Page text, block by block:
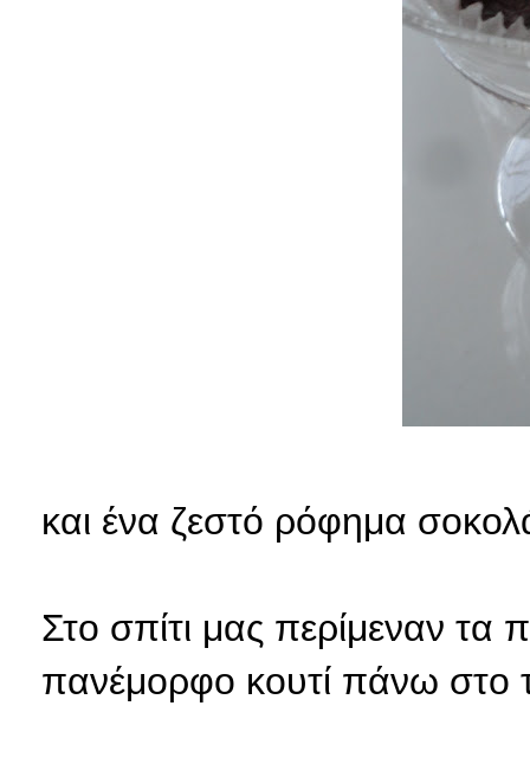
και ένα ζεστό ρόφημα
Στο σπίτι μας περίμεναν τα
πανέμορφο κουτί πάνω στο